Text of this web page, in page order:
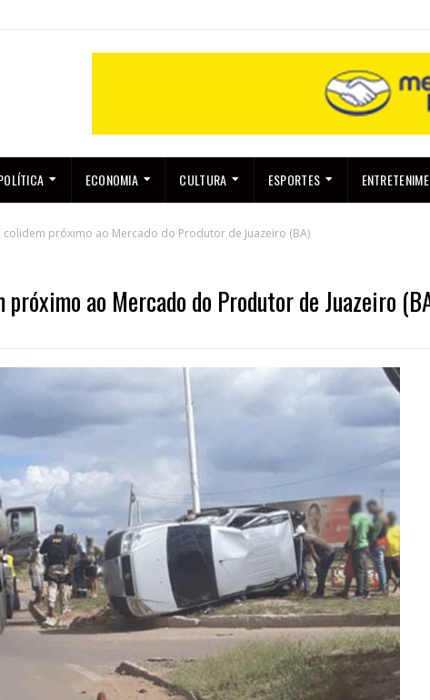
ECONOMIA CULTURA ESPORTES
colidem próximo ao Mercado do Produtor de Juazeiro (BA)
ao Mercado do Produtor de Juazeiro